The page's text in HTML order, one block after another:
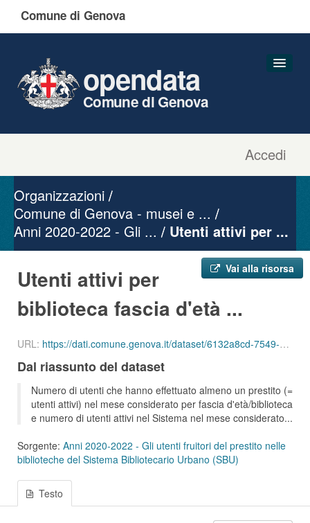
Comune di Genova
Accedi
opendata
Comune di Genova
Gruppi
Informazioni
Organizzazioni
Comune di Genova - musei e ...
Anni 2020-2022 - Gli ...
Utenti attivi per ...
Vai alla risorsa
Utenti attivi per
biblioteca fascia d'età ...
URL: https://dati.comune.genova.it/dataset/6132a8cd-7549-4c9d-8613-d075f5f547d2/resource/5ef6ca0e-2913-4455-818b-a492df3c9beb/download/ute_attivi_fet_11_13_bib_sbu_01_202104.json
Dal riassunto del dataset
Numero di utenti che hanno effettuato almeno un prestito (=
utenti attivi) nel mese considerato per fascia d'età/biblioteca
e numero di utenti attivi nel Sistema nel mese considerato...
Sorgente: Anni 2020-2022 - Gli utenti fruitori del prestito nelle
biblioteche del Sistema Bibliotecario Urbano (SBU)
Testo